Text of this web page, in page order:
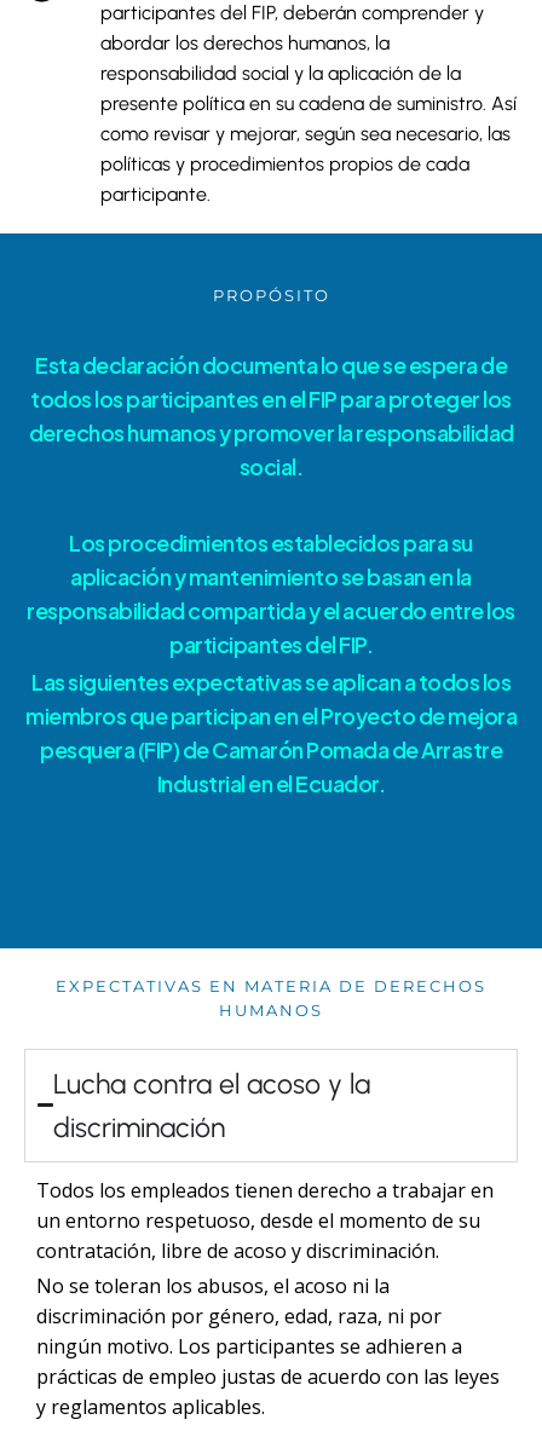
participantes del FIP, deberán comprender y
abordar los derechos humanos, la
responsabilidad social y la aplicación de la
presente política en su cadena de suministro. Así
como revisar y mejorar, según sea necesario, las
políticas y procedimientos propios de cada
participante.
PROPÓSITO
Esta declaración documenta lo que se espera de
todos los participantes en el FIP para proteger los
derechos humanos y promover la responsabilidad
social.
Los procedimientos establecidos para su
aplicación y mantenimiento se basan en la
responsabilidad compartida y el acuerdo entre los
participantes del FIP.
Las siguientes expectativas se aplican a todos los
miembros que participan en el Proyecto de mejora
pesquera (FIP) de Camarón Pomada de Arrastre
Industrial en el Ecuador.
EXPECTATIVAS EN MATERIA DE DERECHOS
HUMANOS
Lucha contra el acoso y la
discriminación
Todos los empleados tienen derecho a trabajar en
un entorno respetuoso, desde el momento de su
contratación, libre de acoso y discriminación.
No se toleran los abusos, el acoso ni la
discriminación por género, edad, raza, ni por
ningún motivo. Los participantes se adhieren a
prácticas de empleo justas de acuerdo con las leyes
y reglamentos aplicables.